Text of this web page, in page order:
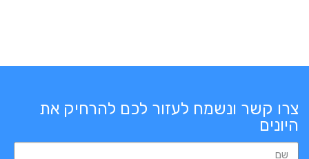
צרו קשר ונשמח לעזור לכם להרחיק את
היונים